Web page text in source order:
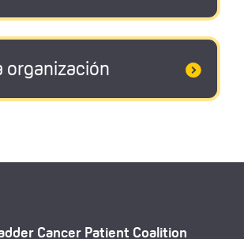
organización
Cancer Patient Coalition